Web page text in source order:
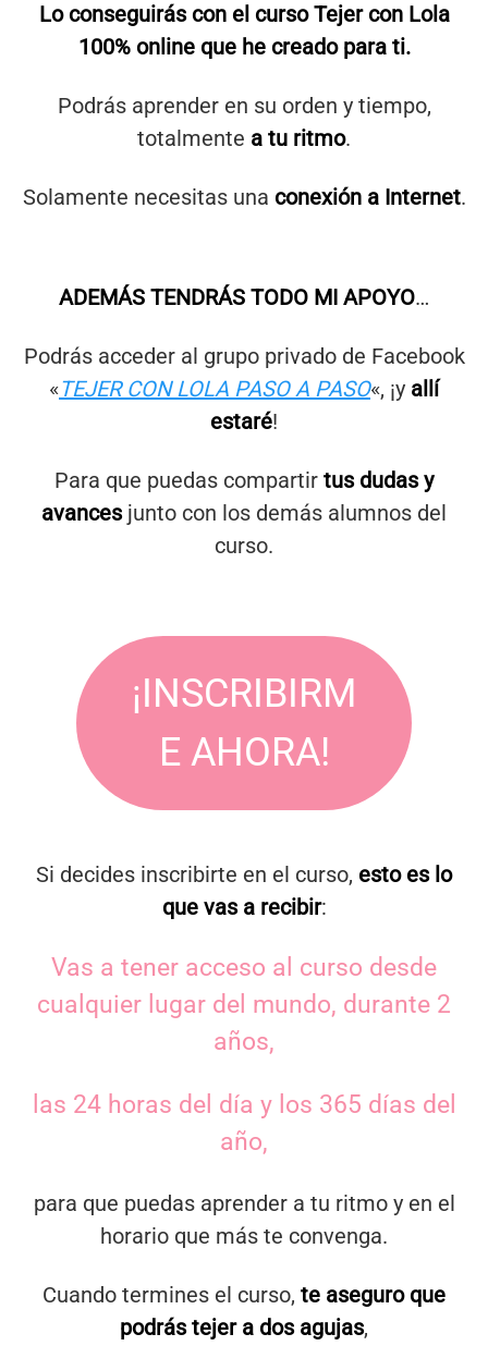
Lo conseguirás con el curso Tejer con Lola
100% online que he creado para ti.
Podrás aprender en su orden y tiempo,
totalmente a tu ritmo.
Solamente necesitas una conexión a Internet.
ADEMÁS TENDRÁS TODO MI APOYO…
Podrás acceder al grupo privado de Facebook
«TEJER CON LOLA PASO A PASO«, ¡y allí
estaré!
Para que puedas compartir tus dudas y
avancesjunto con los demás alumnos del
curso.
¡INSCRIBIRM
E AHORA!
Si decides inscribirte en el curso, esto es lo
que vas a recibir:
Vas a tener acceso al curso desde
cualquier lugar del mundo, durante 2
años,
las 24 horas del día y los 365 días del
año,
para que puedas aprender a tu ritmo y en el
horario que más te convenga.
Cuando termines el curso, te aseguro que
podrás tejer a dos agujas,